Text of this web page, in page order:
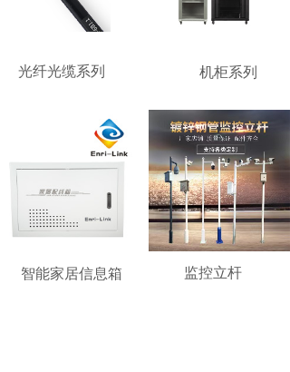
光纤光缆系列 机柜系列
监控立杆
智能家居信息箱